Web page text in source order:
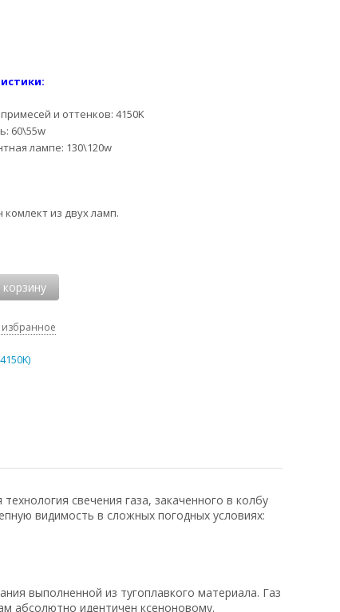
и оттенков: 4150K
60\55w
лампе: 130\120w
из двух ламп.
корзину
избранное
свечения газа, закаченного в колбу
видимость в сложных погодных условиях:
выполненной из тугоплавкого материала. Газ
абсолютно идентичен ксеноновому.